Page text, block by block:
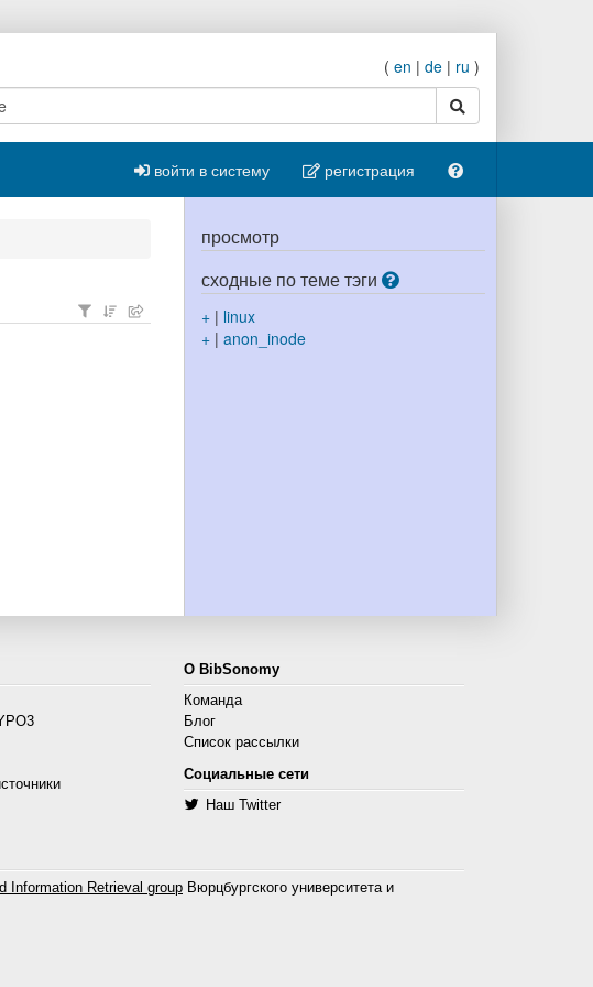
( en | de | ru )
поиск
войти в систему регистрация
просмотр
сходные по теме тэги
+| linux
+| anon_inode
О BibSonomy
Команда
Блог
Список рассылки
Социальные сети
Наш Twitter
Information Retrieval group Вюрцбургского университета и